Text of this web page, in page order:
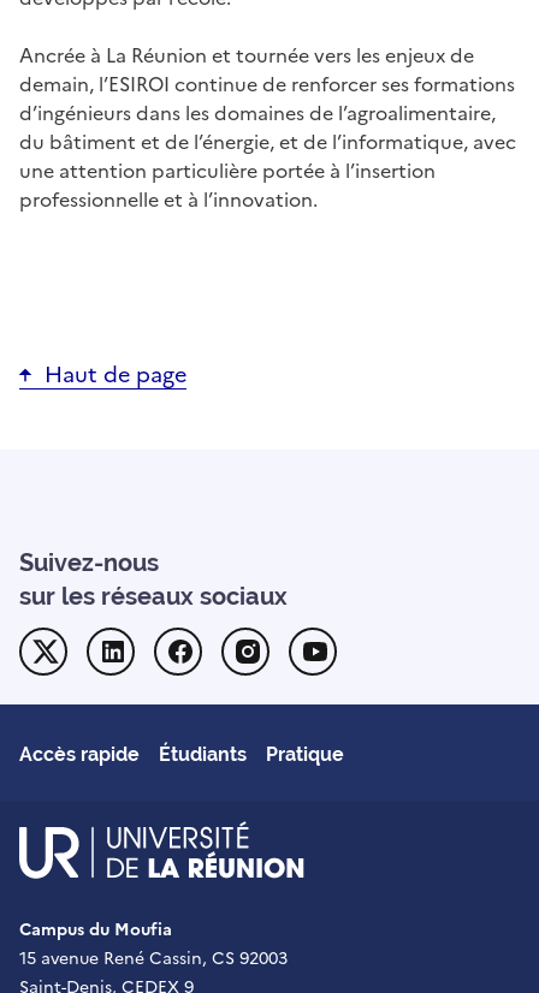
Ancrée à La Réunion et tournée vers les enjeux de
demain, l’ESIROI continue de renforcer ses formations
d’ingénieurs dans les domaines de l’agroalimentaire,
du bâtiment et de l’énergie, et de l’informatique, avec
une attention particulière portée à l’insertion
professionnelle et à l’innovation.
Haut de page
Suivez-nous
sur les réseaux sociaux
Twitter Linkedin FacebookInstagram
Accès rapide Étudiants Pratique
Campus du Moufia
15 avenue René Cassin, CS 92003
Saint-Denis, CEDEX 9